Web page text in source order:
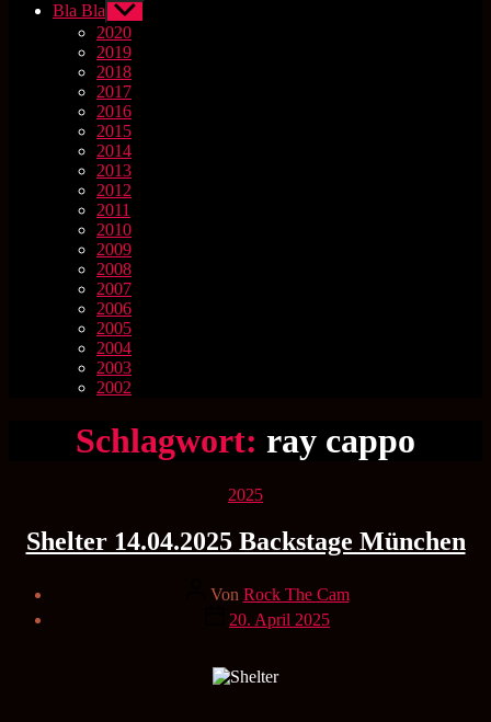
Bla Bla Untermenü
anzeigen
2020
2019
2018
2017
2016
2015
2014
2013
2012
2011
2010
2009
2008
2007
2006
2005
2004
2003
2002
Schlagwort: ray cappo
Kategorien
2025
Shelter 14.04.2025 Backstage München
Beitragsautor
Von Rock The Cam
Veröffentlichungsdatum
20. April 2025